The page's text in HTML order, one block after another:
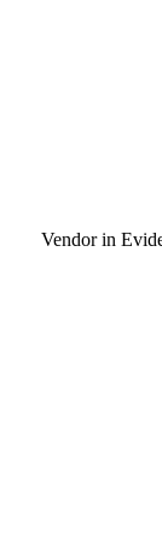
Vendor in